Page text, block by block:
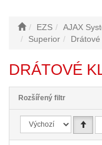
EZS AJAX
Superior
DRÁTOVÉ
Rozšířený filtr